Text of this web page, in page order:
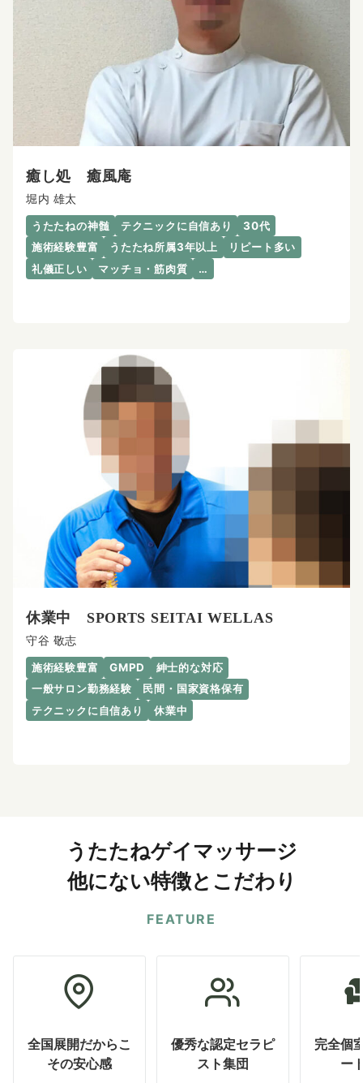
癒し処 癒風庵
堀内 雄太
うたたねの神髄 テクニックに自信あり
30代
施術経験豊富
うたたね所属3年以上
リピート多い
礼儀正しい
マッチョ・筋肉質 …
休業中 SPORTS SEITAI WELLAS
守谷 敬志
施術経験豊富 GMPD
紳士的な対応
一般サロン勤務経験
民間・国家資格保有
テクニックに自信あり
休業中
うたたねゲイマッサージ
他にない特徴とこだわり
FEATURE
全国展開だからこ
その安心感
優秀な認定セラピ
スト集団
完全個
ー